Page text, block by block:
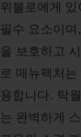
위블로에게
필수 요소이
을 보호하고
로 매뉴팩처
용합니다. 탁
는 완벽하게